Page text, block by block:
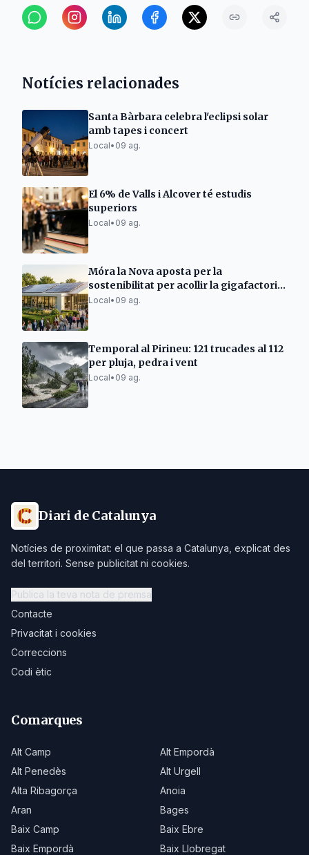
Notícies relacionades
Santa Bàrbara celebra l'eclipsi solar
amb tapes i concert
Local• 09 ag.
El 6% de Valls i Alcover té estudis
superiors
Local• 09 ag.
Móra la Nova aposta per la
sostenibilitat per acollir la gigafactoria
d'IA
Local• 09 ag.
Temporal al Pirineu: 121 trucades al 112
per pluja, pedra i vent
Local• 09 ag.
Diari de Catalunya
Notícies de proximitat: el que passa a Catalunya, explicat des
del territori. Sense publicitat ni cookies.
Publica la teva nota de premsa
Contacte
Privacitat i cookies
Correccions
Codi ètic
Comarques
Alt Camp
Alt Empordà
Alt Penedès
Alt Urgell
Alta Ribagorça
Anoia
Aran
Bages
Baix Camp
Baix Ebre
Baix Empordà
Baix Llobregat